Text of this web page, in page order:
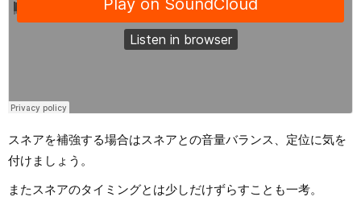
スネアを補強する場合はスネアとの音量バランス、定位に気を
付けましょう。
またスネアのタイミングとは少しだけずらすことも一考。